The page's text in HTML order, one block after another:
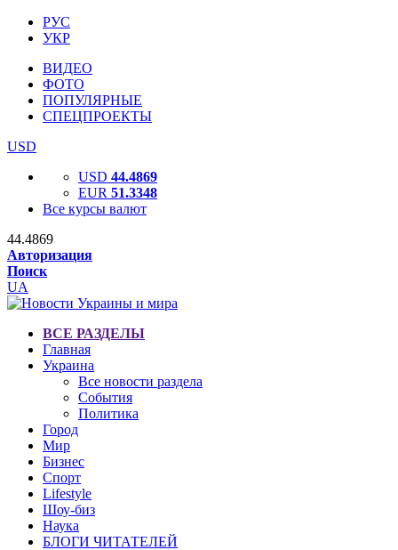
РУС
УКР
ВИДЕО
ФОТО
ПОПУЛЯРНЫЕ
СПЕЦПРОЕКТЫ
USD
USD 44.4869
EUR 51.3348
Все курсы валют
44.4869
Авторизация
Поиск
UA
ВСЕ РАЗДЕЛЫ
Главная
Украина
Все новости раздела
События
Политика
Город
Мир
Бизнес
Спорт
Lifestyle
Шоу-биз
Наука
БЛОГИ ЧИТАТЕЛЕЙ